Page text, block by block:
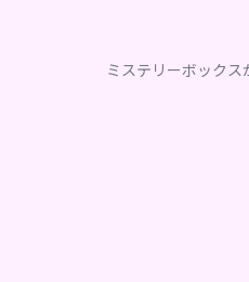
ミステリーボックス